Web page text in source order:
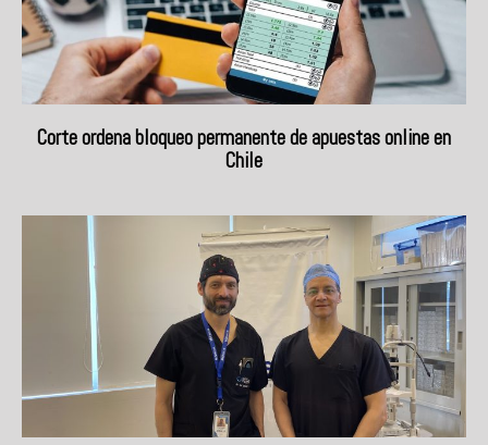
Corte ordena bloqueo permanente de apuestas online en
Chile